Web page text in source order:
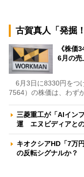
古賀真人「発掘
《株価
6月の
6月3日に8330円をつ
7564）の株価は、わず
三菱重工が「AIイン
運 エヌビディアと
キオクシアHD「7万
の反転シグナルか